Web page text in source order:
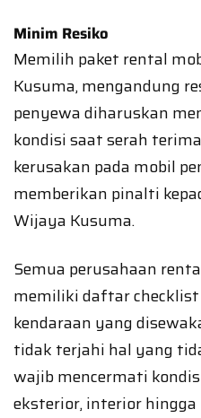
Minim Resiko
Memilih paket rental
Kusuma, mengandung
penyewa diharuskan
kondisi saat serah
kerusakan pada mobil
memberikan pinalti
Wijaya Kusuma.
Semua perusahaan
memiliki daftar
kendaraan yang
tidak terjahi hal yang
wajib mencermati
eksterior, interior